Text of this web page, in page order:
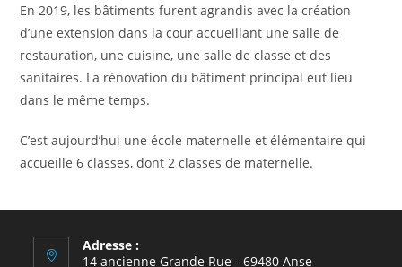
En 2019, les bâtiments furent agrandis avec la création
d’une extension dans la cour accueillant une salle de
restauration, une cuisine, une salle de classe et des
sanitaires. La rénovation du bâtiment principal eut lieu
dans le même temps.
C’est aujourd’hui une école maternelle et élémentaire qui
accueille 6 classes, dont 2 classes de maternelle.
Adresse :
14 ancienne Grande Rue - 69480 Anse